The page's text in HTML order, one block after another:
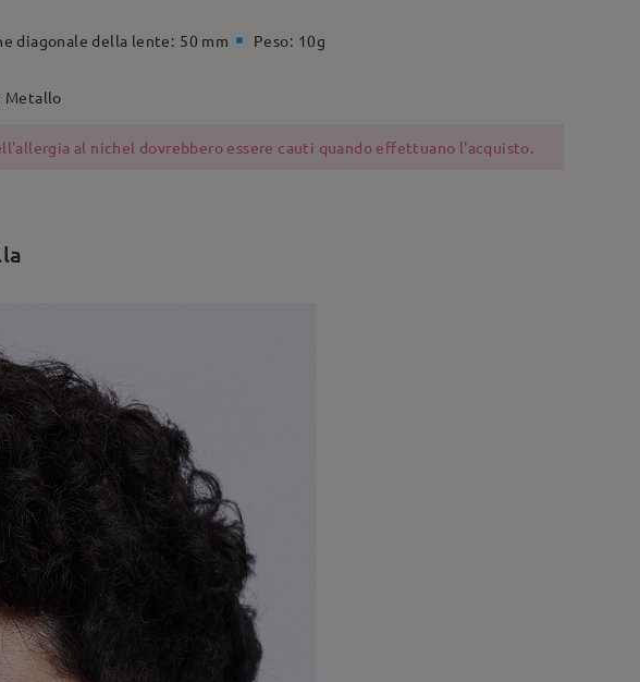
diagonale della lente: 50 mm Peso: 10g
Metallo
al nichel dovrebbero essere cauti quando effettuano l'acquisto.